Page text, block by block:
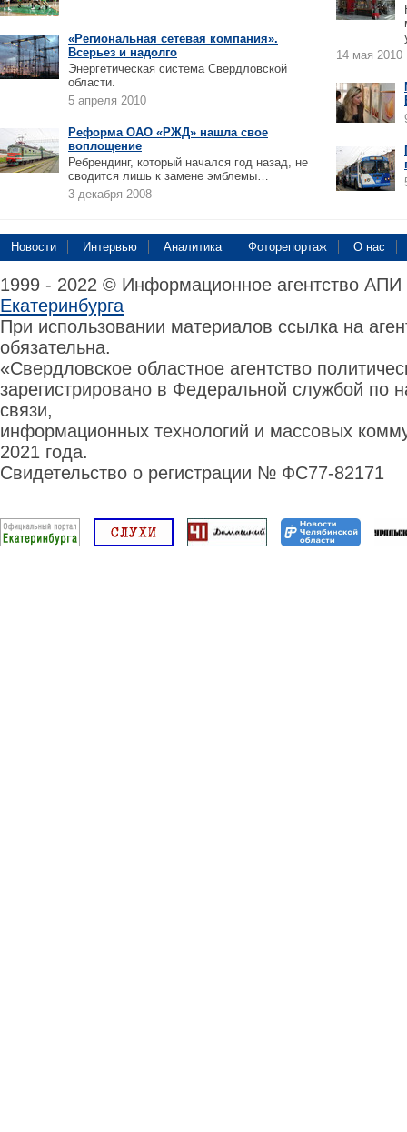
«Региональная сетевая компания».
Всерьез и надолго
Энергетическая система Свердловской
области.
5 апреля 2010
Реформа ОАО «РЖД» нашла свое
воплощение
Ребрендинг, который начался год назад, не
сводится лишь к замене эмблемы…
3 декабря 2008
14 мая 2010
Новости Интервью Аналитика Фоторепортаж О нас
1999 - 2022 © Информационное агентство
Екатеринбурга
При использовании материалов ссылка на
обязательна.
«Свердловское областное агентство
зарегистрировано в Федеральной службой по
связи,
информационных технологий и массовых
2021 года.
Свидетельство о регистрации № ФС77-82171